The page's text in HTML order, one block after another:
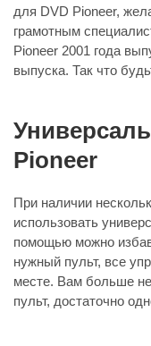
для DVD Pioneer,
грамотным
Pioneer 2001 года
выпуска. Так что
Pioneer
При наличии
использовать
помощью можно
нужный пульт, все
месте. Вам больше
пульт, достаточно